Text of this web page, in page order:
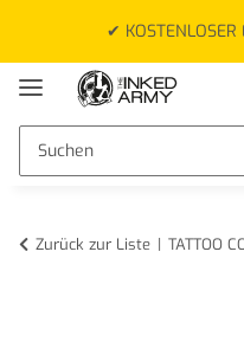
✔ KOSTENLOSER
Zurück zur Liste TATTOO